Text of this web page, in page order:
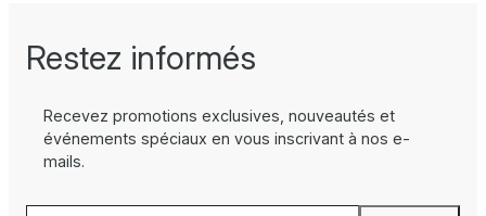
Restez informés
Recevez promotions exclusives, nouveautés et
événements spéciaux en vous inscrivant à nos e-
mails.